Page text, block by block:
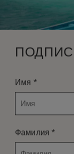
Имя *
Фамилия*